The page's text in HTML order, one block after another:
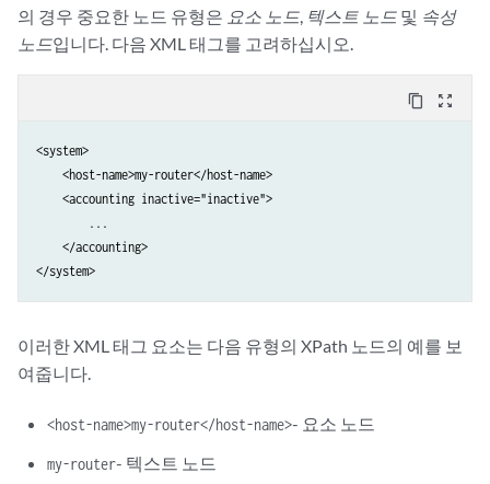
의 경우 중요한 노드 유형은 요소 노드, 텍스트 노드 및 속성
노드입니다. 다음 XML 태그를 고려하십시오.
content_copy zoom_out_map
<system>
<host-name>my-router</host-name>
<accounting inactive="inactive">
        ...
    </accounting>
</system>
이러한 XML 태그 요소는 다음 유형의 XPath 노드의 예를 보
여줍니다.
<host-name>my-router</host-name>- 요소 노드
my-router- 텍스트 노드